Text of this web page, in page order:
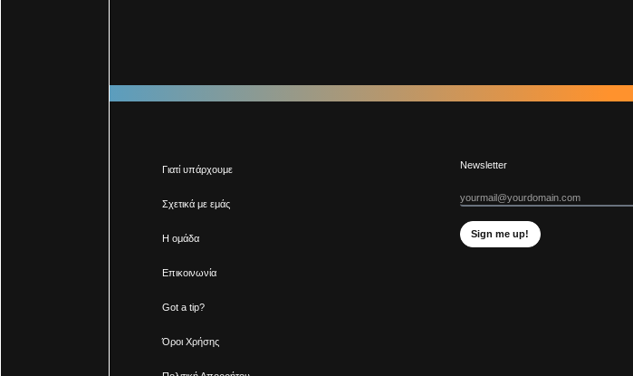
Γιατί υπάρχουμε
Σχετικά με εμάς
Η ομάδα
Επικοινωνία
Got a tip?
Όροι Χρήσης
Newsletter
Sign me up!